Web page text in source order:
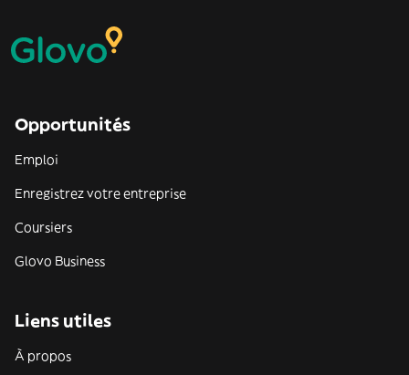
Opportunités
Emploi
Enregistrez votre entreprise
Coursiers
Glovo Business
Liens utiles
À propos